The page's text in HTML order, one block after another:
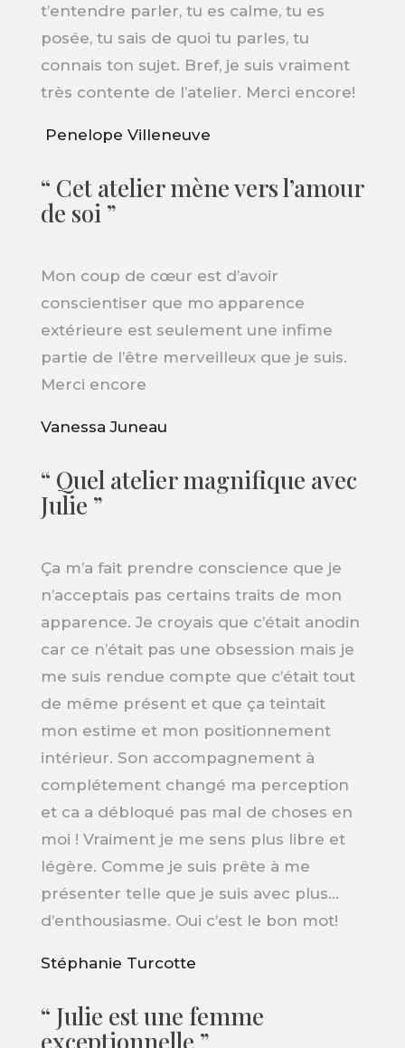
t’entendre parler, tu es calme, tu es
posée, tu sais de quoi tu parles, tu
connais ton sujet. Bref, je suis vraiment
très contente de l’atelier. Merci encore!
Penelope Villeneuve
“ Cet atelier mène vers l’amour
de soi ”
Mon coup de cœur est d’avoir
conscientiser que mo apparence
extérieure est seulement une infime
partie de l’être merveilleux que je suis.
Merci encore
Vanessa Juneau
“ Quel atelier magnifique avec
Julie ”
Ça m’a fait prendre conscience que je
n’acceptais pas certains traits de mon
apparence. Je croyais que c’était anodin
car ce n’était pas une obsession mais je
me suis rendue compte que c’était tout
de même présent et que ça teintait
mon estime et mon positionnement
intérieur. Son accompagnement à
complétement changé ma perception
et ca a débloqué pas mal de choses en
moi ! Vraiment je me sens plus libre et
légère. Comme je suis prête à me
présenter telle que je suis avec plus…
d’enthousiasme. Oui c’est le bon mot!
Stéphanie Turcotte
“ Julie est une femme
exceptionnelle ”